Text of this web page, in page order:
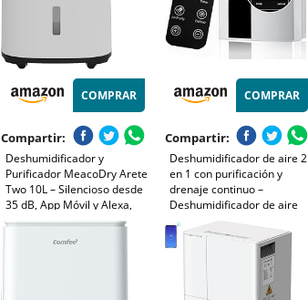
COMPRAR
Compartir:
Deshumidificador y
Purificador MeacoDry Arete
Two 10L – Silencioso desde
35 dB, App Móvil y Alexa,
Secado Ropa Rápido, Filtro
HEPA, Ideal Pisos y
COMPRAR
Compartir:
Deshumidificador de aire 2
en 1 con purificación y
drenaje continuo –
Deshumidificador de aire
eléctrico 2200 ml, aparato
silencioso para el hogar,
cocina y dormitorio (A)